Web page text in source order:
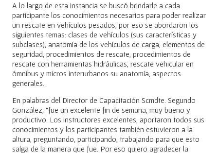
A lo largo de esta instancia se buscó brindarle a cada
participante los conocimientos necesarios para poder realizar
un rescate en vehículos pesados, por eso se abordaron los
siguientes temas: clases de vehículos (sus características y
subclases), anatomía de los vehículos de carga, elementos de
seguridad, procedimientos de rescate, procedimientos de
rescate con herramientas hidráulicas, rescate vehicular en
ómnibus y micros interurbanos su anatomía, aspectos
generales.
En palabras del Director de Capacitación Scmdte. Segundo
González, “fue un excelente fin de semana, muy bueno y
productivo. Los instructores excelentes, aportaron todos sus
conocimientos y los participantes también estuvieron a la
altura, preguntando, participando, trabajando para que esto
salga de la manera que fue. Por eso quiero agradecer la